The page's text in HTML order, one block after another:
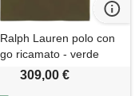
Lauren polo con
ricamato - verde
309,00 €